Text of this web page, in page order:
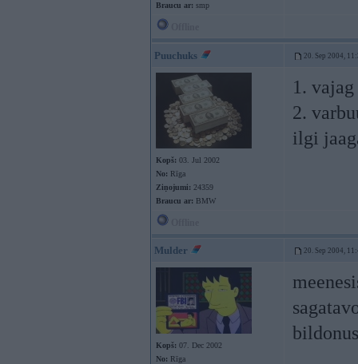
Braucu ar: smp
Puuchuks 20. Sep 2004,
Kopš: 03. Jul 2002
No: Rīga
Ziņojumi: 24359
Braucu ar: BMW
1.
2.
ilgi
Mulder 20. Sep 2004,
Kopš: 07. Dec 2002
No: Rīga